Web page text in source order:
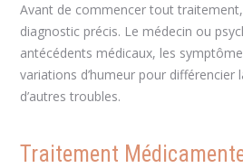
Avant de commencer tout traitement,
diagnostic précis. Le médecin ou
antécédents médicaux, les
variations d’humeur pour différencier
d’autres troubles.
Traitement